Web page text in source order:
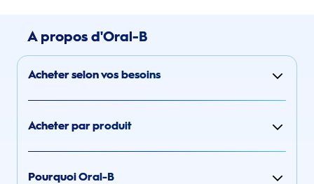
A propos d'Oral-B
Acheter selon vos besoins
Acheter par produit
Pourquoi Oral-B